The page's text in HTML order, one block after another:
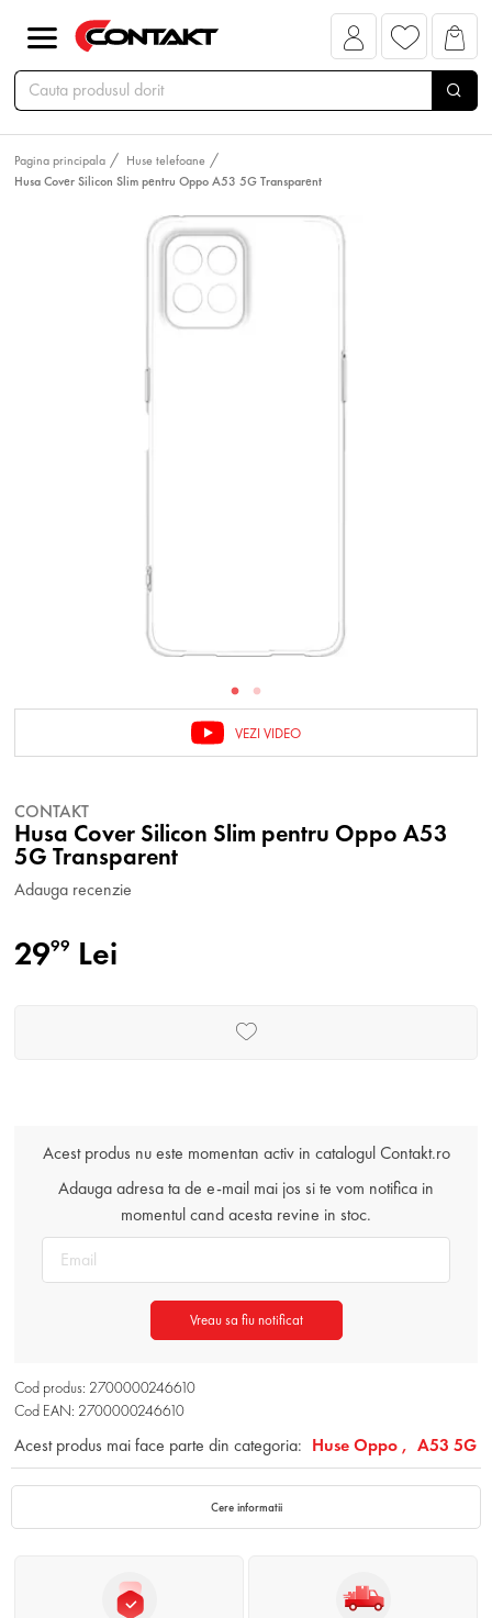
Pagina principala
Huse telefoane
Husa Cover Silicon Slim pentru Oppo A53 5G Transparent
VEZI VIDEO
CONTAKT
Husa Cover Silicon Slim pentru Oppo A53
5G Transparent
Adauga recenzie
2999 Lei
Acest produs nu este momentan activ in catalogul Contakt.ro
Adauga adresa ta de e-mail mai jos si te vom notifica in
momentul cand acesta revine in stoc.
Vreau sa fiu notificat
Cod produs: 2700000246610
Cod EAN: 2700000246610
Acest produs mai face parte din categoria: Huse Oppo , A53 5G
Cere informatii